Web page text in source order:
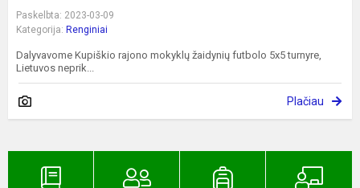
Paskelbta: 2023-03-09
Kategorija: Renginiai
Dalyvavome Kupiškio rajono mokyklų žaidynių futbolo 5x5 turnyre,
Lietuvos neprik...
Plačiau